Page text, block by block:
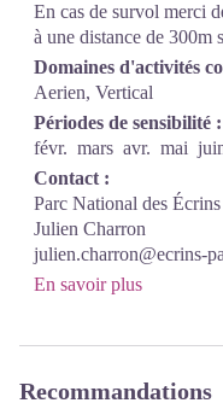
En cas de survol merci
à une distance de 300m
Domaines d'activités
Aerien, Vertical
Périodes de sensibilité :
févr. mars avr. mai
Contact :
Parc National des Écrins
Julien Charron
julien.charron@ecrins-
En savoir plus
Recommandations